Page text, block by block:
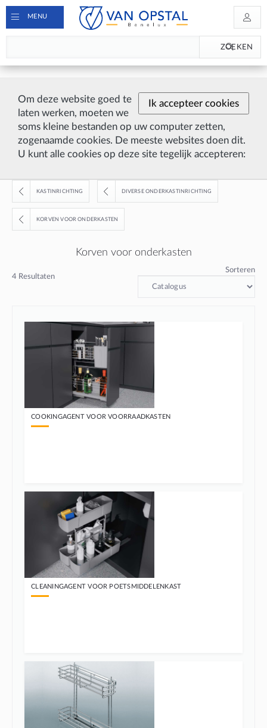
Ik accepteer cookies
Om deze website goed te
laten werken, moeten we
soms kleine bestanden op uw computer zetten,
zogenaamde cookies. De meeste websites doen dit.
U kunt alle cookies op deze site tegelijk accepteren:
MENU
ZOEKEN
KASTINRICHTING DIVERSE ONDERKASTINRICHTING
KORVEN VOOR ONDERKASTEN
Korven voor onderkasten
4 Resultaten
Sorteren
COOKINGAGENT VOOR VOORRAADKASTEN
CLEANINGAGENT VOOR POETSMIDDELENKAST